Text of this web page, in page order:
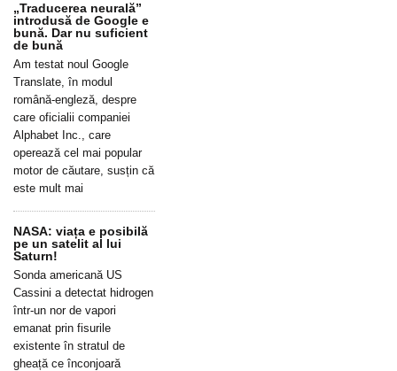
„Traducerea neurală”
introdusă de Google e
bună. Dar nu suficient
de bună
Am testat noul Google
Translate, în modul
română-engleză, despre
care oficialii companiei
Alphabet Inc., care
operează cel mai popular
motor de căutare, susțin că
este mult mai
NASA: viața e posibilă
pe un satelit al lui
Saturn!
Sonda americană US
Cassini a detectat hidrogen
într-un nor de vapori
emanat prin fisurile
existente în stratul de
gheață ce înconjoară